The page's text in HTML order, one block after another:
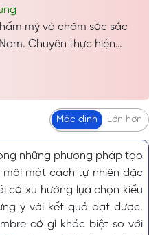
mỹ và chăm sóc sắc
Chuyên thực hiện
chăm sóc da công nghệ
tin tưởng và lựa
Mặc định Lớn hơn
những phương pháp tạo
một cách tự nhiên đặc
có xu hướng lựa chọn kiểu
ý với kết quả đạt được.
có gì khác biệt so với